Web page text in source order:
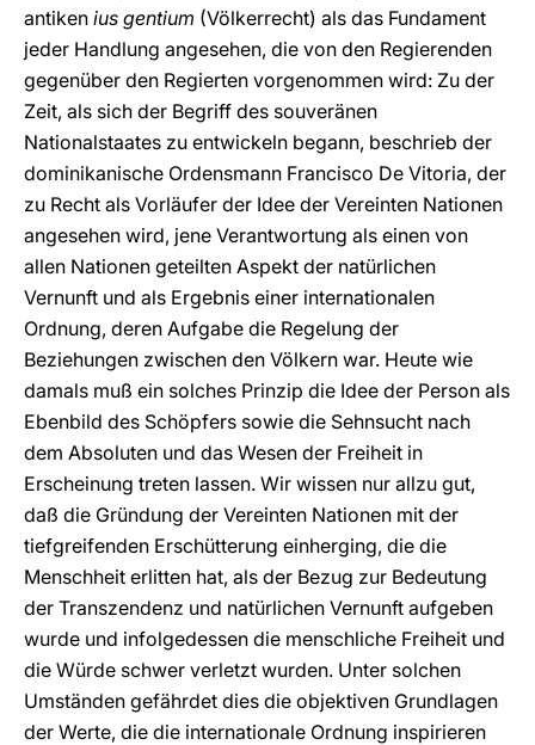
antiken ius gentium (Völkerrecht) als das Fundament
jeder Handlung angesehen, die von den Regierenden
gegenüber den Regierten vorgenommen wird: Zu der
Zeit, als sich der Begriff des souveränen
Nationalstaates zu entwickeln begann, beschrieb der
dominikanische Ordensmann Francisco De Vitoria, der
zu Recht als Vorläufer der Idee der Vereinten Nationen
angesehen wird, jene Verantwortung als einen von
allen Nationen geteilten Aspekt der natürlichen
Vernunft und als Ergebnis einer internationalen
Ordnung, deren Aufgabe die Regelung der
Beziehungen zwischen den Völkern war. Heute wie
damals muß ein solches Prinzip die Idee der Person als
Ebenbild des Schöpfers sowie die Sehnsucht nach
dem Absoluten und das Wesen der Freiheit in
Erscheinung treten lassen. Wir wissen nur allzu gut,
daß die Gründung der Vereinten Nationen mit der
tiefgreifenden Erschütterung einherging, die die
Menschheit erlitten hat, als der Bezug zur Bedeutung
der Transzendenz und natürlichen Vernunft aufgeben
wurde und infolgedessen die menschliche Freiheit und
die Würde schwer verletzt wurden. Unter solchen
Umständen gefährdet dies die objektiven Grundlagen
der Werte, die die internationale Ordnung inspirieren